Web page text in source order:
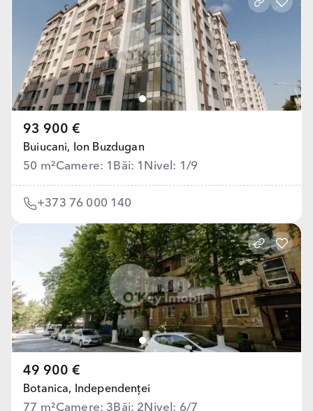
93 900 €
Buiucani, Ion Buzdugan
50 m²Camere: 1 Băi: 1 Nivel: 1/9
+373 76 000 140
49 900 €
Botanica, Independenței
77 m²Camere: 3 Băi: 2 Nivel: 6/7